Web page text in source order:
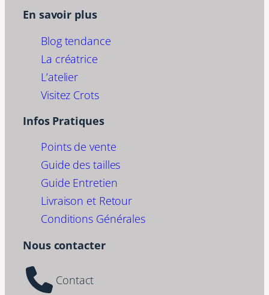
En savoir plus
Blog tendance
La créatrice
L’atelier
Visitez Crots
Infos Pratiques
Points de vente
Guide des tailles
Guide Entretien
Livraison et Retour
Conditions Générales
Nous contacter
Contact